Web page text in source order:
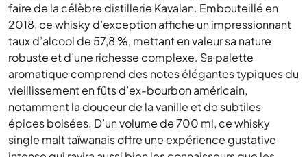
faire de la célèbre distillerie Kavalan. Embouteillé en
2018, ce whisky d’exception affiche un impressionnant
taux d’alcool de 57,8 %, mettant en valeur sa nature
robuste et d’une richesse complexe. Sa palette
aromatique comprend des notes élégantes typiques du
vieillissement en fûts d’ex-bourbon américain,
notamment la douceur de la vanille et de subtiles
épices boisées. D’un volume de 700 ml, ce whisky
single malt taïwanais offre une expérience gustative